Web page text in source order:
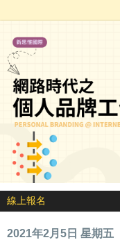
2021年2月5日 星期五